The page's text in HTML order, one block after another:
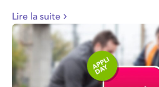
Lire la suite